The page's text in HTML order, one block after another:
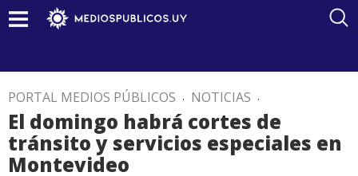
PORTAL MEDIOS PÚBLICOS . NOTICIAS .
El domingo habrá cortes de
tránsito y servicios especiales en
Montevideo